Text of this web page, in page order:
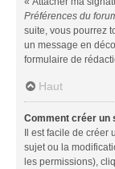
Préférences du
suite, vous pourrez
un message en
formulaire de
Haut
Comment créer un
Il est facile de créer
sujet ou la
les permissions),